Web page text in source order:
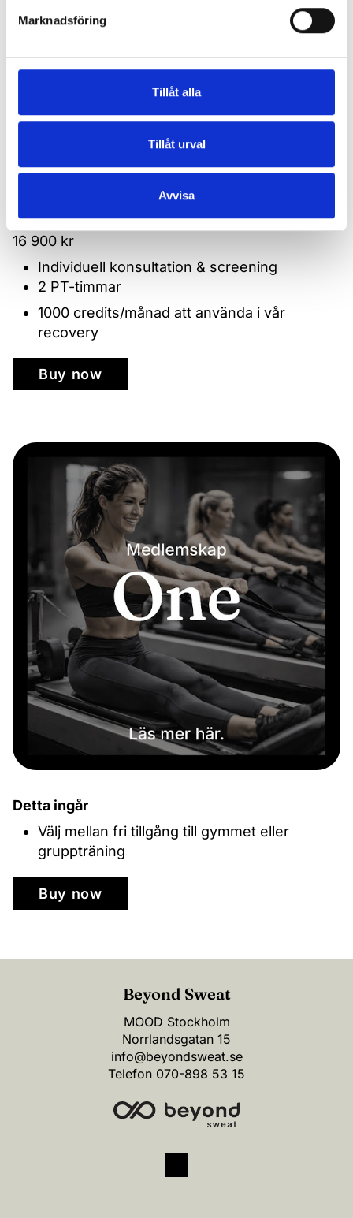
Marknadsföring
Tillåt alla
Tillåt urval
Avvisa
Gym och gruppträning..
Extra värde för Founders Members första året:
16 900 kr
Individuell konsultation & screening
2 PT-timmar
1000 credits/månad att använda i vår
recovery
Buy now
Detta ingår
Välj mellan fri tillgång till gymmet eller
gruppträning
Buy now
Beyond Sweat
MOOD Stockholm
Norrlandsgatan 15
info@beyondsweat.se
Telefon 070-898 53 15